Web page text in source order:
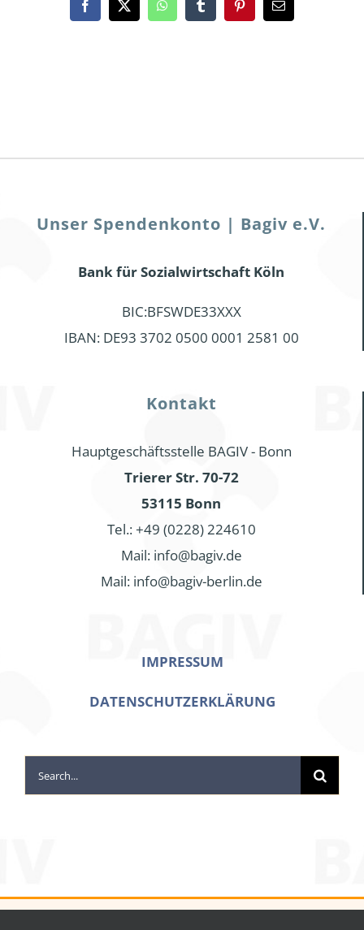
Facebook
X WhatsAppTumblrPinterestEmail
Unser Spendenkonto | Bagiv e.V.
Bank für Sozialwirtschaft Köln
BIC:BFSWDE33XXX
IBAN: DE93 3702 0500 0001 2581 00
Kontakt
Hauptgeschäftsstelle BAGIV - Bonn
Trierer Str. 70-72
53115 Bonn
Tel.: +49 (0228) 224610
Mail: info@bagiv.de
Mail: info@bagiv-berlin.de
IMPRESSUM
DATENSCHUTZERKLÄRUNG
Search
for: